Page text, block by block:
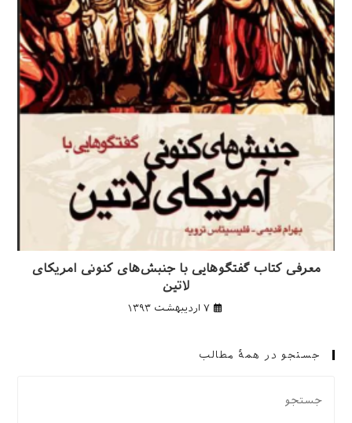
معرفی کتاب گفتگوهایی با جنبش‌های کنونی امریکای
لاتین
۷ اردیبهشت ۱۳۹۳
جستجو در همهٔ مطالب